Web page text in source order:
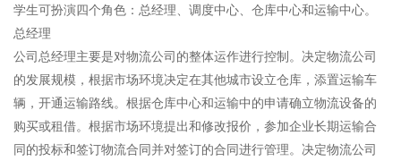
学生可扮演四个角色：总经理、调度中心、仓库中心和运输中心。
总经理
公司总经理主要是对物流公司的整体运作进行控制。决定物流公司
的发展规模，根据市场环境决定在其他城市设立仓库，添置运输车
辆，开通运输路线。根据仓库中心和运输中的申请确立物流设备的
购买或租借。根据市场环境提出和修改报价，参加企业长期运输合
同的投标和签订物流合同并对签订的合同进行管理。决定物流公司